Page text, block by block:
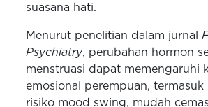
suasana hati.
Menurut penelitian dalam jurnal
Psychiatry, perubahan hormon
menstruasi dapat memengaruhi
emosional perempuan,
risiko mood swing, mudah